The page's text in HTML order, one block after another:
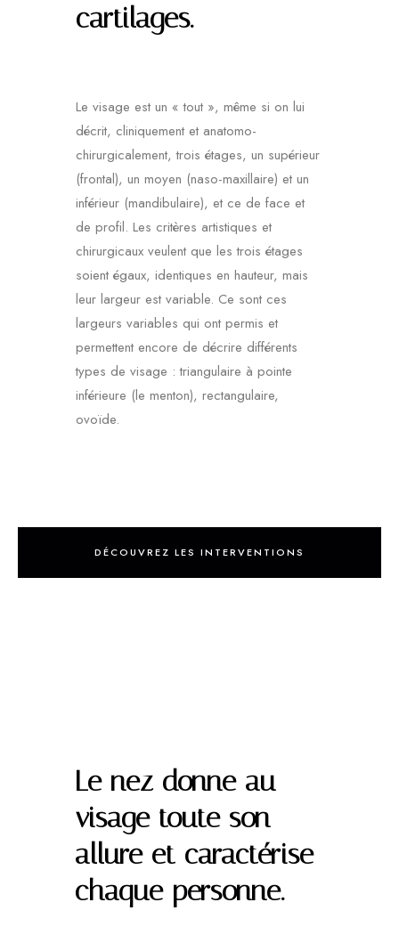
cartilages.
Le visage est un « tout », même si on lui
décrit, cliniquement et anatomo-
chirurgicalement, trois étages, un supérieur
(frontal), un moyen (naso-maxillaire) et un
inférieur (mandibulaire), et ce de face et
de profil. Les critères artistiques et
chirurgicaux veulent que les trois étages
soient égaux, identiques en hauteur, mais
leur largeur est variable. Ce sont ces
largeurs variables qui ont permis et
permettent encore de décrire différents
types de visage : triangulaire à pointe
inférieure (le menton), rectangulaire,
ovoïde.
DÉCOUVREZ LES INTERVENTIONS
Le nez donne au
visage toute son
allure et caractérise
chaque personne.